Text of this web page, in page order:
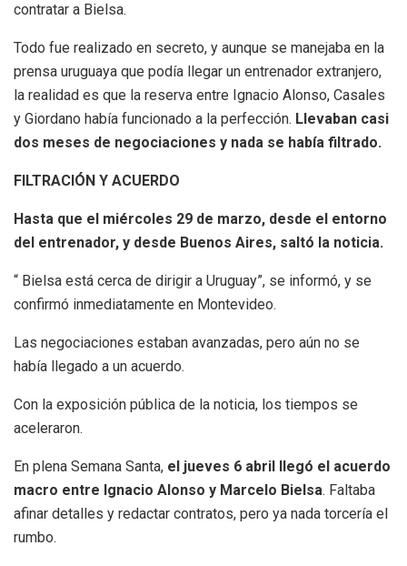
contratar a Bielsa.
Todo fue realizado en secreto, y aunque se manejaba en la
prensa uruguaya que podía llegar un entrenador extranjero,
la realidad es que la reserva entre Ignacio Alonso, Casales
y Giordano había funcionado a la perfección. Llevaban casi
dos meses de negociaciones y nada se había filtrado.
FILTRACIÓN Y ACUERDO
Hasta que el miércoles 29 de marzo, desde el entorno
del entrenador, y desde Buenos Aires, saltó la noticia.
“ Bielsa está cerca de dirigir a Uruguay”, se informó, y se
confirmó inmediatamente en Montevideo.
Las negociaciones estaban avanzadas, pero aún no se
había llegado a un acuerdo.
Con la exposición pública de la noticia, los tiempos se
aceleraron.
En plena Semana Santa, el jueves 6 abril llegó el acuerdo
macro entre Ignacio Alonso y Marcelo Bielsa. Faltaba
afinar detalles y redactar contratos, pero ya nada torcería el
rumbo.